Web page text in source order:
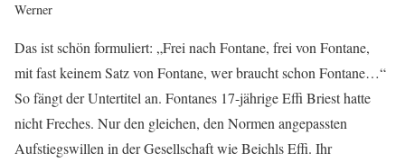
Werner
Das ist schön formuliert: „Frei nach Fontane, frei von Fontane,
mit fast keinem Satz von Fontane, wer braucht schon Fontane…“
So fängt der Untertitel an. Fontanes 17-jährige Effi Briest hatte
nicht Freches. Nur den gleichen, den Normen angepassten
Aufstiegswillen in der Gesellschaft wie Beichls Effi. Ihr